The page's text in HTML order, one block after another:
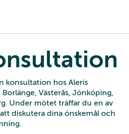
konsultation hos Aleris
Västerås, Jönköping,
Under mötet träffar du en av
diskutera dina önskemål och